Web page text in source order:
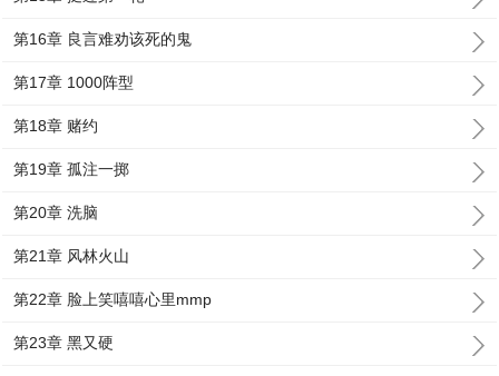
第16章 良言难劝该死的鬼
第17章 1000阵型
第18章 赌约
第19章 孤注一掷
第20章 洗脑
第21章 风林火山
第22章 脸上笑嘻嘻心里mmp
第23章 黑又硬